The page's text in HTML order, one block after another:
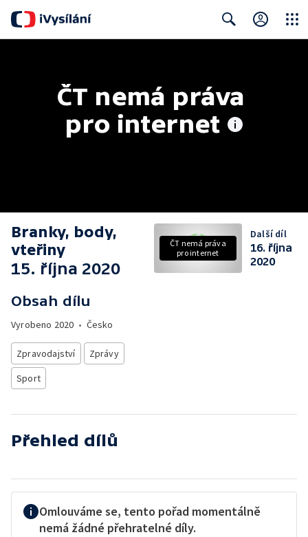
ČT nemá práva
pro internet
Branky, body,
vteřiny
15. října 2020
Obsah dílu
Vyrobeno 2020 • Česko
Zpravodajství
Zprávy
Sport
ČT nemá práva
pro internet
Další díl
16. října
2020
Přehled dílů
Omlouváme se, tento pořad momentálně
nemá žádné přehratelné díly.